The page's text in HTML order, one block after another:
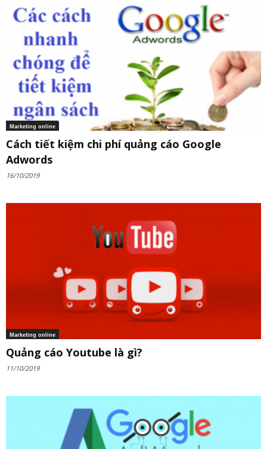
Marketing online
Cách tiết kiệm chi phí quảng cáo Google
Adwords
16/10/2019
Marketing online
Quảng cáo Youtube là gì?
11/10/2019